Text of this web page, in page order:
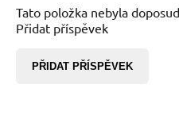
Tato položka nebyla
Přidat příspěvek
PŘIDAT PŘÍSPĚVEK